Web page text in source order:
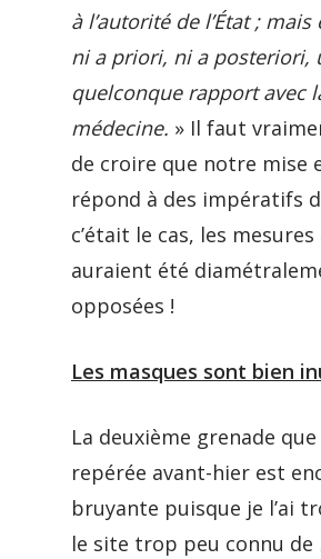
à l’autorité de l’État ; mais
ni a priori, ni a posteriori,
quelconque rapport avec
médecine. » Il faut
de croire que notre mise
répond à des impératifs
c’était le cas, les
auraient été
opposées !
Les masques sont bien
La deuxième grenade que
repérée avant-hier est
bruyante puisque je l’ai
le site trop peu connu de